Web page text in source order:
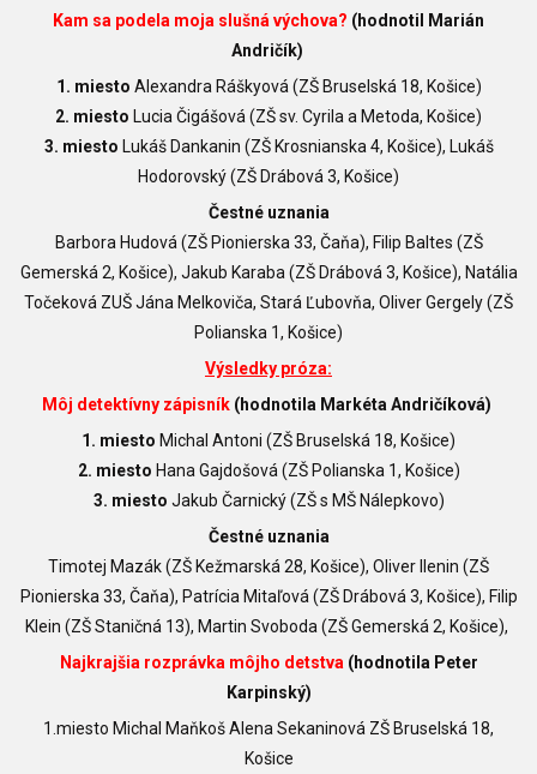
Kam sa podela moja slušná výchova? (hodnotil Marián
Andričík)
1. miesto Alexandra Ráškyová (ZŠ Bruselská 18, Košice)
2. miesto Lucia Čigášová (ZŠ sv. Cyrila a Metoda, Košice)
3. miesto Lukáš Dankanin (ZŠ Krosnianska 4, Košice), Lukáš
Hodorovský (ZŠ Drábová 3, Košice)
Čestné uznania
Barbora Hudová (ZŠ Pionierska 33, Čaňa), Filip Baltes (ZŠ
Gemerská 2, Košice), Jakub Karaba (ZŠ Drábová 3, Košice), Natália
Točeková ZUŠ Jána Melkoviča, Stará Ľubovňa, Oliver Gergely (ZŠ
Polianska 1, Košice)
Výsledky próza:
Môj detektívny zápisník (hodnotila Markéta Andričíková)
1. miesto Michal Antoni (ZŠ Bruselská 18, Košice)
2. miesto Hana Gajdošová (ZŠ Polianska 1, Košice)
3. miesto Jakub Čarnický (ZŠ s MŠ Nálepkovo)
Čestné uznania
Timotej Mazák (ZŠ Kežmarská 28, Košice), Oliver Ilenin (ZŠ
Pionierska 33, Čaňa), Patrícia Mitaľová (ZŠ Drábová 3, Košice), Filip
Klein (ZŠ Staničná 13), Martin Svoboda (ZŠ Gemerská 2, Košice),
Najkrajšia rozprávka môjho detstva (hodnotila Peter
Karpinský)
1.miesto Michal Maňkoš Alena Sekaninová ZŠ Bruselská 18,
Košice